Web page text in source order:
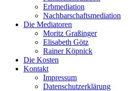
Wirtschaft
Erbmediation
Nachbarschaftsmediation
Die Mediatoren
Moritz Graßinger
Elisabeth Götz
Rainer Köpnick
Die Kosten
Kontakt
Impressum
Datenschutzerklärung